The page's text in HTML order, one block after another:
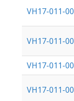
VH17-011-
VH17-011-
VH17-011-
VH17-011-